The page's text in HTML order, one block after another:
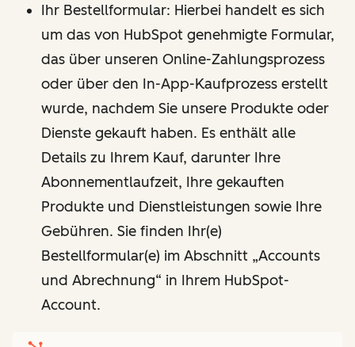
Ihr Bestellformular: Hierbei handelt es sich
um das von HubSpot genehmigte Formular,
das über unseren Online-Zahlungsprozess
oder über den In-App-Kaufprozess erstellt
wurde, nachdem Sie unsere Produkte oder
Dienste gekauft haben. Es enthält alle
Details zu Ihrem Kauf, darunter Ihre
Abonnementlaufzeit, Ihre gekauften
Produkte und Dienstleistungen sowie Ihre
Gebühren. Sie finden Ihr(e)
Bestellformular(e) im Abschnitt „Accounts
und Abrechnung“ in Ihrem HubSpot-
Account.